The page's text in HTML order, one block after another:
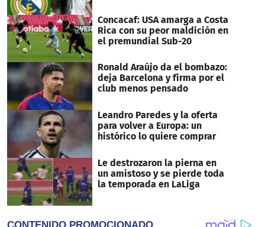
Concacaf: USA amarga a Costa
Rica con su peor maldición en
el premundial Sub-20
Ronald Araújo da el bombazo:
deja Barcelona y firma por el
club menos pensado
Leandro Paredes y la oferta
para volver a Europa: un
histórico lo quiere comprar
Le destrozaron la pierna en
un amistoso y se pierde toda
la temporada en LaLiga